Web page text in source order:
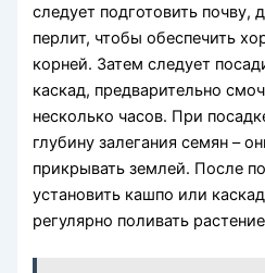
следует подготовить почву,
перлит, чтобы обеспечить
корней. Затем следует
каскад, предварительно
несколько часов. При
глубину залегания семян –
прикрывать землей. После
установить кашпо или
регулярно поливать